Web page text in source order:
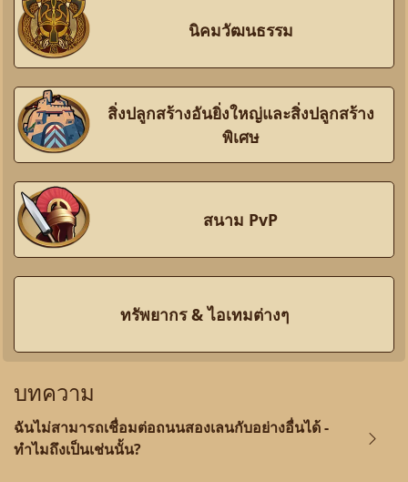
นิคมวัฒนธรรม
สิ่งปลูกสร้างอันยิ่งใหญ่และสิ่งปลูกสร้าง
พิเศษ
สนาม PvP
ทรัพยากร & ไอเทมต่างๆ
บทความ
ฉันไม่สามารถเชื่อมต่อถนนสองเลนกับอย่างอื่นได้ -
ทำไมถึงเป็นเช่นนั้น?